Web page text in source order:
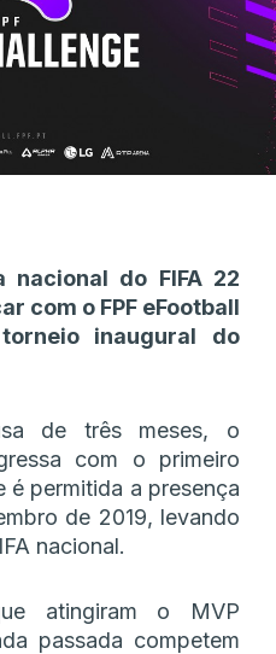
nacional do FIFA 22
com o FPF eFootball
inaugural do
de três meses, o
com o primeiro
é permitida a presença
de 2019, levando
nacional.
atingiram o MVP
passada competem